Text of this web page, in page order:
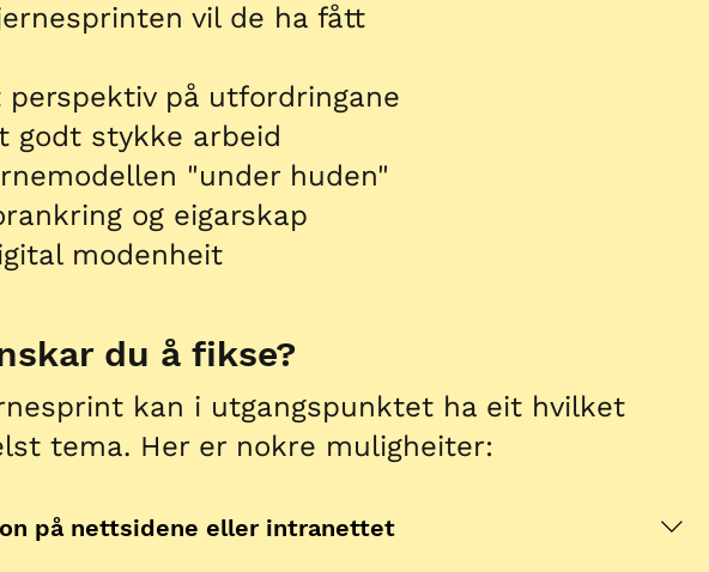
vil de ha fått
på utfordringane
godt stykke arbeid
"under huden"
og eigarskap
modenheit
du å fikse?
kan i utgangspunktet ha eit hvilket
tema. Her er nokre muligheiter:
på nettsidene eller intranettet